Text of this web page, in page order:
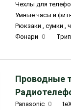
Чехлы для
Умные часы и
Рюкзаки , сумки ,
Фонари 0
Проводные
Panasonic 0